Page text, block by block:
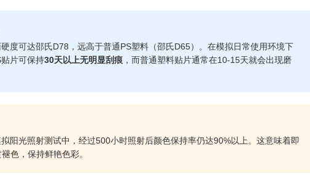
度可达邵氏D78，远高于普通PS塑料（邵氏D65）。在模拟日常使用环境下
贴片可保持30天以上无明显刮痕 ，而普通塑料贴片通常在10-15天就会出现磨
阳光照射测试中，经过500小时照射后颜色保持率仍达90%以上。这意味着即
色，保持鲜艳色彩。